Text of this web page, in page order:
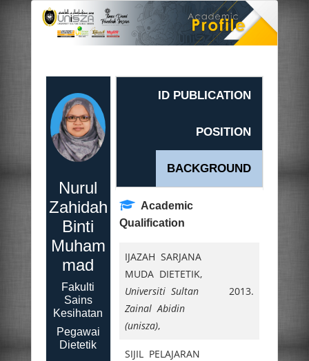
Nurul
Zahidah
Binti
Muham
mad
Fakulti
Sains
Kesihatan
Pegawai
Dietetik
ID PUBLICATION
POSITION
BACKGROUND
Academic
Qualification
IJAZAH SARJANA
MUDA DIETETIK,
Universiti Sultan
Zainal Abidin
(unisza),
2013.
SIJIL PELAJARAN